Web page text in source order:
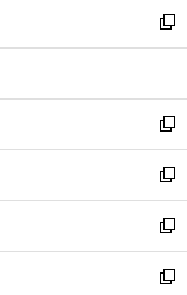
く
で
開
ド
ウ
開
く
ィ
ン
ウ
で
開
く
い
ウ
ン
ド
ウ
で
開
く
新
し
ウ
ィ
ン
ド
ウ
で
開
く
新
し
い
ウ
ィ
ン
ド
新
し
い
ウ
ィ
新
し
い
新